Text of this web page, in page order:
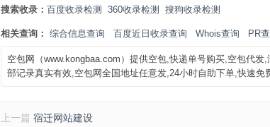
搜索收录： 百度收录检测 360收录检测 搜狗收录检测
相关查询： 综合信息查询 百度近日收录查询 Whois查询 PR
空包网（www.kongbaa.com）提供空包,快递单号购买,空包代
部记录真实有效,空包网全国地址任意发,24小时自助下单,快速
上一篇 宿迁网站建设